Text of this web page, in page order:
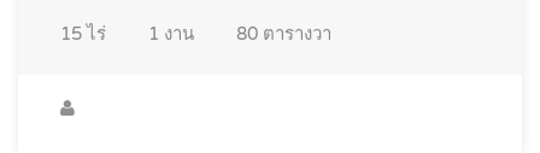
15ไร่ 1 งาน 80 ตารางวา